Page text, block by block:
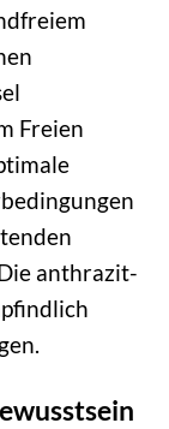
Freien
anthrazit-